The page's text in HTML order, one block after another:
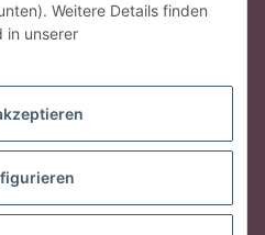
widerrufen
Versand
Weitere Details finden
in unserer